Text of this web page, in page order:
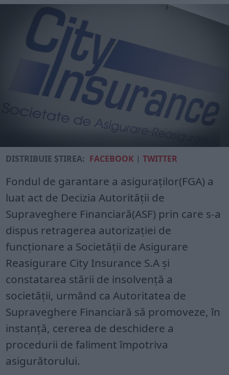
DISTRIBUIE ȘTIREA: FACEBOOK |TWITTER
Fondul de garantare a asiguraților(FGA) a
luat act de Decizia Autorității de
Supraveghere Financiară(ASF) prin care s-a
dispus retragerea autorizaţiei de
funcţionare a Societăţii de Asigurare
Reasigurare City Insurance S.A și
constatarea stării de insolvență a
societății, urmând ca Autoritatea de
Supraveghere Financiară să promoveze, în
instanță, cererea de deschidere a
procedurii de faliment împotriva
asigurătorului.